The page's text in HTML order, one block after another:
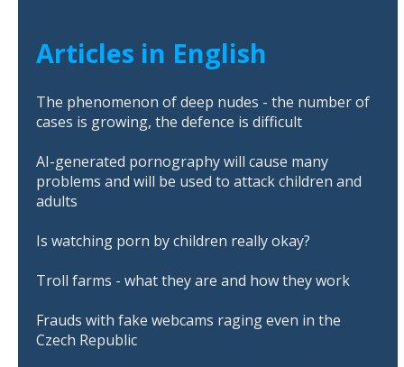
Articles in English
The phenomenon of deep nudes - the number of
cases is growing, the defence is difficult
AI-generated pornography will cause many
problems and will be used to attack children and
adults
Is watching porn by children really okay?
Troll farms - what they are and how they work
Frauds with fake webcams raging even in the
Czech Republic